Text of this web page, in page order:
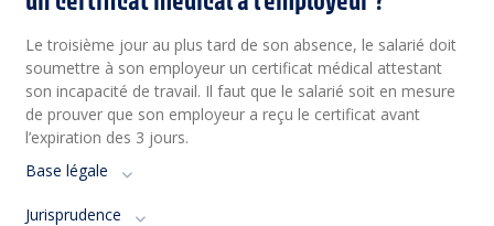
Le troisième jour au plus tard de son absence, le salarié doit
soumettre à son employeur un certificat médical attestant
son incapacité de travail. Il faut que le salarié soit en mesure
de prouver que son employeur a reçu le certificat avant
l’expiration des 3 jours.
Base légale
Jurisprudence